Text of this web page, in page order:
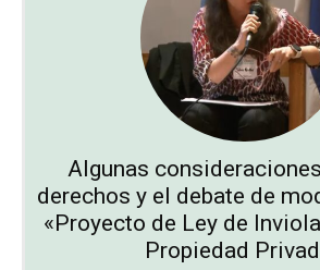
Algunas
derechos y el debate de
«Proyecto de Ley de
Propiedad